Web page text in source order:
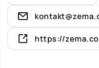
https://